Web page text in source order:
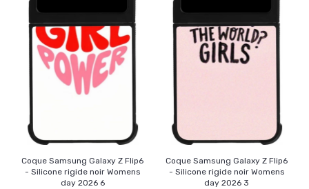
Coque Samsung Galaxy Z Flip6
- Silicone rigide noir Womens
day 2026 6
Coque Samsung Galaxy Z Flip6
- Silicone rigide noir Womens
day 2026 3